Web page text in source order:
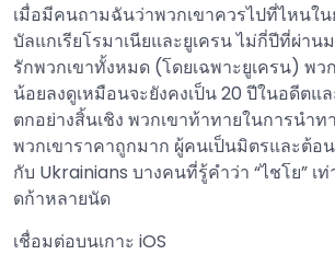
เมื่อมีคนถามฉันว่าพวกเขาควรไปที่ไหนใ
บัลแกเรียโรมาเนียและยูเครน ไม่กี่ปีที่ผ่า
รักพวกเขาทั้งหมด (โดยเฉพาะยูเครน) พ
น้อยลงดูเหมือนจะยังคงเป็น 20 ปีในอดีต
ตกอย่างสิ้นเชิง พวกเขาท้าทายในการนำท
พวกเขาราคาถูกมาก ผู้คนเป็นมิตรและต้
กับ Ukrainians บางคนที่รู้คำว่า “ไชโย” เ
ดก้าหลายนัด
เชื่อมต่อบนเกาะ iOS